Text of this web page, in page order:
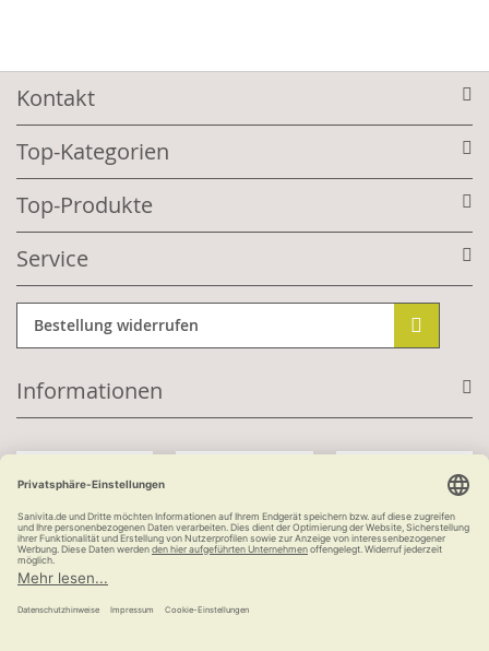
Kontakt
Top-Kategorien
Top-Produkte
Service
Bestellung widerrufen
Informationen
Kauf auf Rechnung